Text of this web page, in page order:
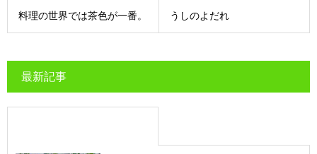
料理の世界では茶色が一番。 うしのよだれ
最新記事